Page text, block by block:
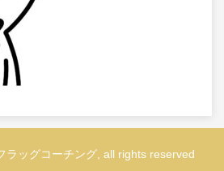
ラッグコーチング, all rights reserved